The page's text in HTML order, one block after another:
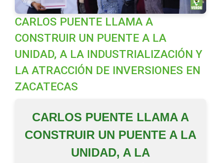
CARLOS PUENTE LLAMA A
CONSTRUIR UN PUENTE A LA
UNIDAD, A LA INDUSTRIALIZACIÓN Y
LA ATRACCIÓN DE INVERSIONES EN
ZACATECAS
CARLOS PUENTE LLAMA A
CONSTRUIR UN PUENTE A LA
UNIDAD, A LA